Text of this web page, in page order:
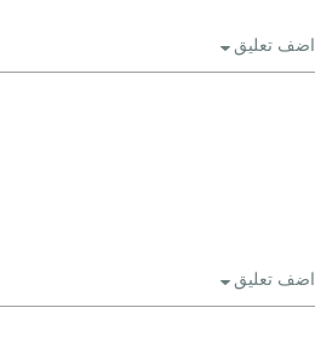
اضف تعليق
اضف تعليق